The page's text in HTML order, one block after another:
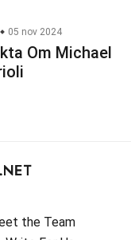
05 nov 2024
Om Michael
the Team